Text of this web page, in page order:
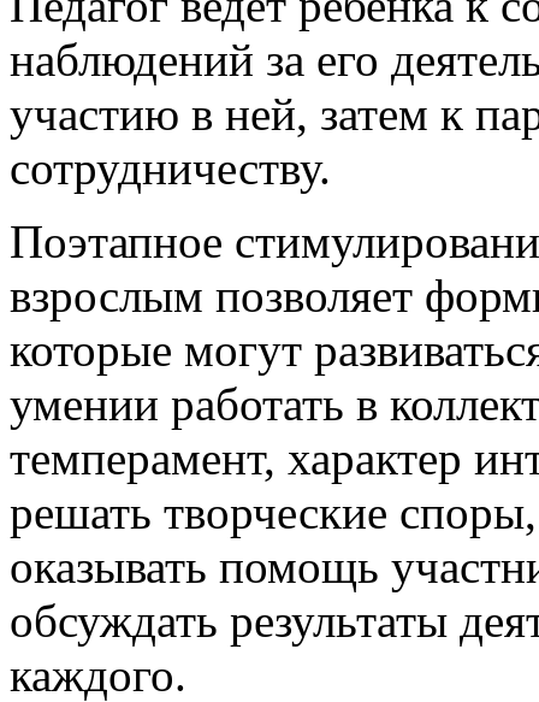
наблюдений за его
участию в ней, затем к
сотрудничеству.
Поэтапное
взрослым позволяет
которые могут
умении работать в
темперамент, характер
решать творческие
оказывать помощь
обсуждать результаты
каждого.